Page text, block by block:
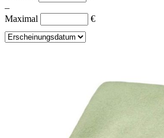
–
Maximal
€